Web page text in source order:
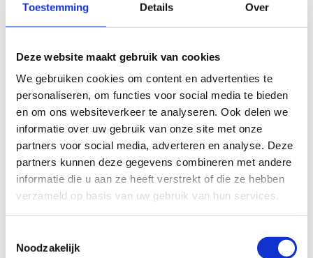
Toestemming Details Over
Deze website maakt gebruik van cookies
We gebruiken cookies om content en advertenties te
personaliseren, om functies voor social media te bieden
en om ons websiteverkeer te analyseren. Ook delen we
informatie over uw gebruik van onze site met onze
partners voor social media, adverteren en analyse. Deze
partners kunnen deze gegevens combineren met andere
informatie die u aan ze heeft verstrekt of die ze hebben
verzameld op basis van uw gebruik van hun services.
Noodzakelijk
Of je nu kiest voor de uitgestrektheid van het netwerk of de
charme van Wielsbeke verder verkent, de lus biedt een
je verrassen door het bruisende centrum van Wielsbeke en
geniet van de lokale flair terwijl je je weg vervolgt naar het
eindpunt.
Het Skeelernetwerk Midwest
waaiert uit over de gemeenten
Ardooie, Hooglede, Ingelmunster, Izegem, Ledegem,
Lichtervelde, Meulebeke, Moorslede, Oostrozebeke, Pittem,
Roeselare, Ruiselede, Staden, Tielt, Wielsbeke en Wingene met
een totale afstand van circa 450km.
Je skeelert kilometers langs een gevarieerd ruraal en stedelijk
landschap. Naast de mooie uitzichten zijn er ook leuke
rustplekjes. Je ontdekt de troeven van de 16 gemeenten in drie